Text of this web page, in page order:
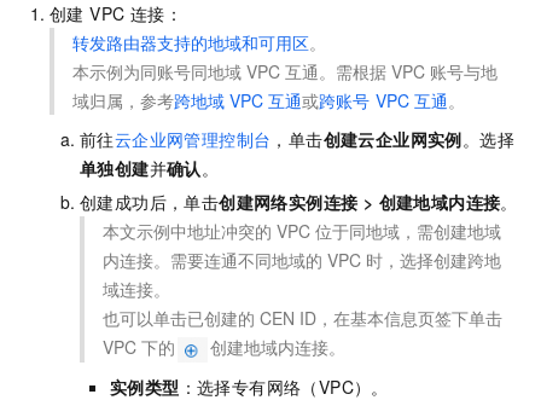
创建 VPC 连接：
转发路由器支持的地域和可用区。
本示例为同账号同地域 VPC 互通。需根据 VPC 账号与地
域归属，参考跨地域 VPC 互通或跨账号 VPC 互通。
前往云企业网管理控制台 ，单击创建云企业网实例。选择
单独创建并确认。
创建成功后，单击创建网络实例连接 > 创建地域内连接。
本文示例中地址冲突的 VPC 位于同地域，需创建地域
内连接。需要连通不同地域的 VPC 时，选择创建跨地
域连接。
也可以单击已创建的 CEN ID，在基本信息页签下单击
VPC 下的
创建地域内连接。
实例类型 ：选择专有网络（VPC）。